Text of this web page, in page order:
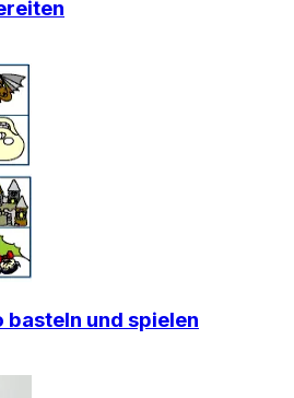
und spielen